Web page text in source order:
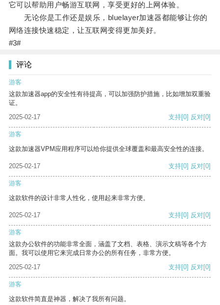
它可以帮助用户畅游互联网，享受更好的上网体验。
无论你是工作还是娱乐，bluelayer加速器都能够让你的
网络连接快速稳定，让互联网变得更加美好。
#3#
评论
游客
这款加速器app的安全性有待提高，可以加强防护措施，比如增加双重验
证。
2025-02-17
支持[0] 反对[0]
游客
这款加速器VPM应用程序可以给你提供全球覆盖和最高安全性的连接。
2025-02-17 支持[0] 反对[0]
游客
这款软件的设计非常人性化，使用起来非常方便。
2025-02-17 支持[0] 反对[0]
游客
这款办公软件的功能非常全面，涵盖了文档、表格、演示文稿等各个方
面。我可以使用它来完成日常办公的所有任务，非常方便。
2025-02-17
支持[0] 反对[0]
游客
这款软件简直是神器，解决了我所有问题。